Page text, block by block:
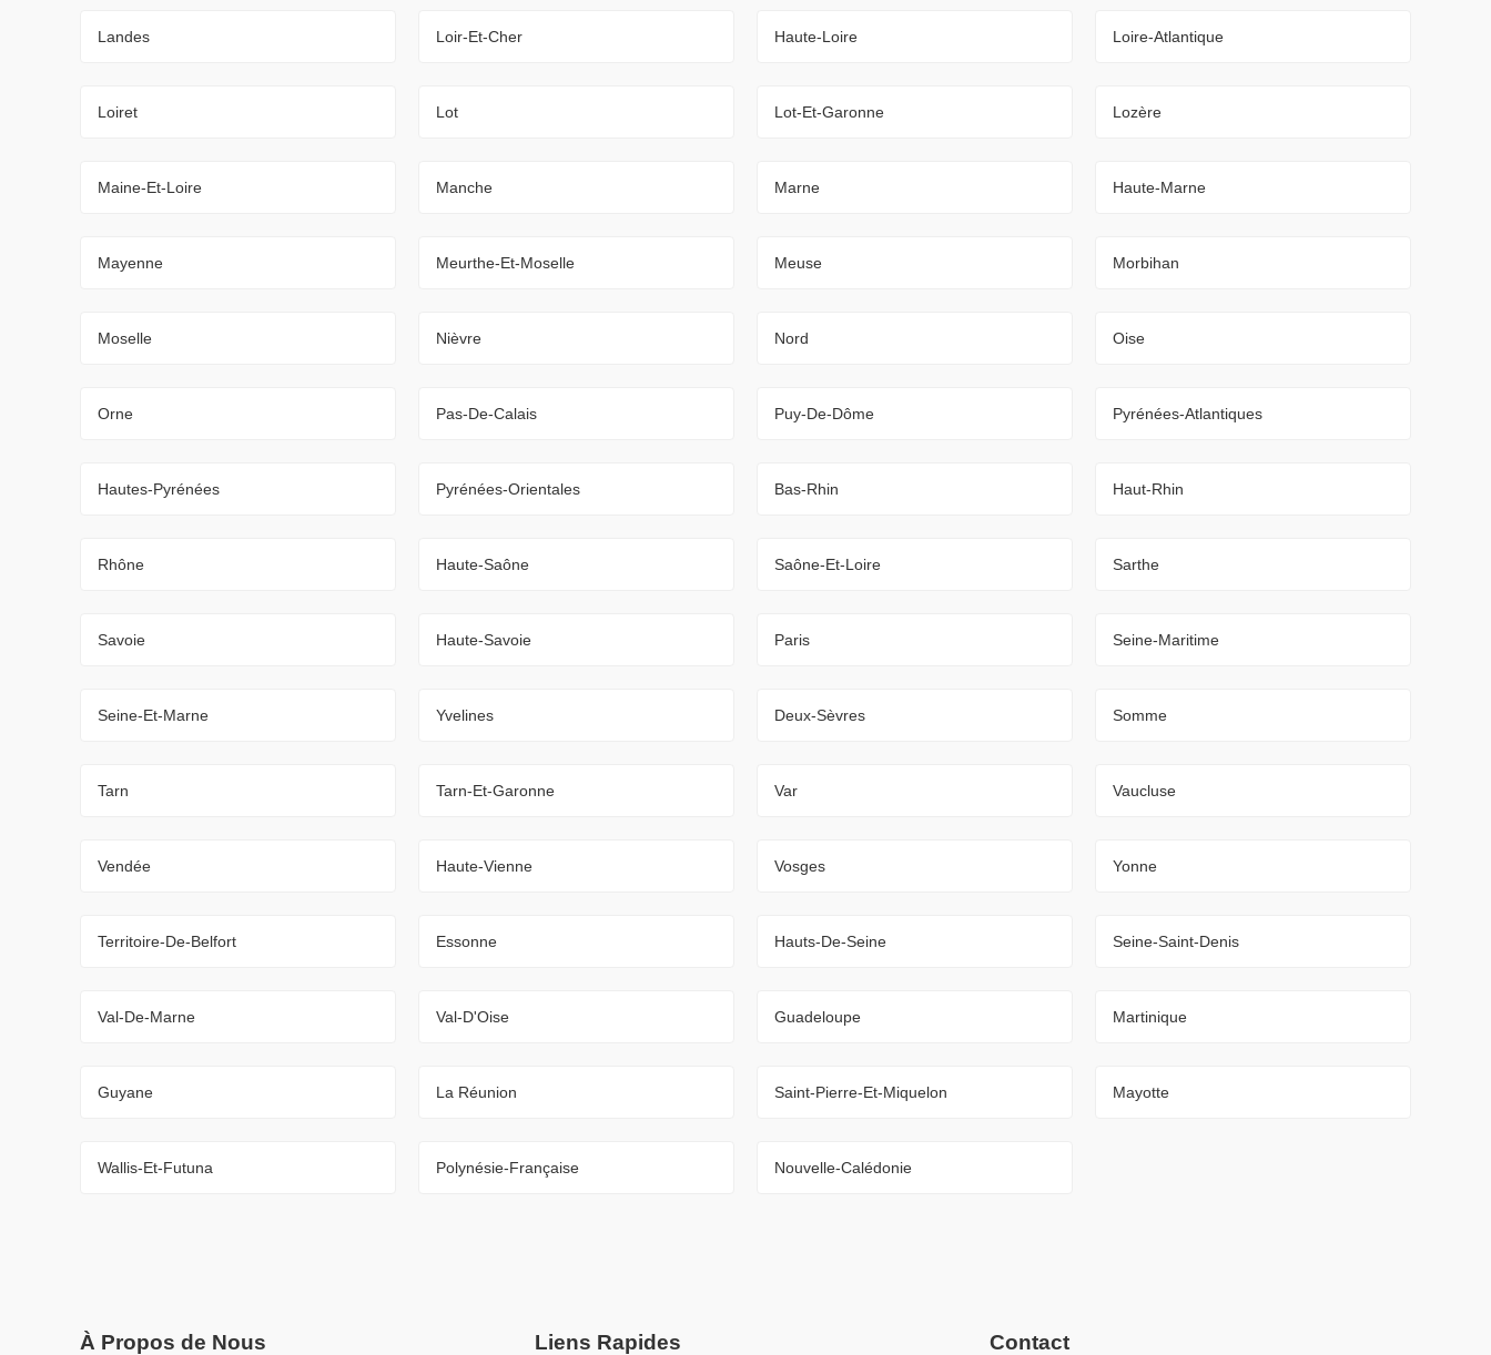
Landes Loir-Et-Cher Haute-Loire Loire-Atlantique
Loiret Lot Lot-Et-Garonne Lozère
Maine-Et-Loire Manche Marne Haute-Marne
Mayenne Meurthe-Et-Moselle Meuse Morbihan
Moselle Nièvre Nord Oise
Orne Pas-De-Calais Puy-De-Dôme Pyrénées-Atlantiques
Hautes-Pyrénées Pyrénées-Orientales Bas-Rhin Haut-Rhin
Rhône Haute-Saône Saône-Et-Loire Sarthe
Savoie Haute-Savoie Paris Seine-Maritime
Seine-Et-Marne Yvelines Deux-Sèvres Somme
Tarn Tarn-Et-Garonne Var Vaucluse
Vendée Haute-Vienne Vosges Yonne
Territoire-De-Belfort Essonne Hauts-De-Seine Seine-Saint-Denis
Val-De-Marne Val-D'Oise Guadeloupe Martinique
Guyane La Réunion Saint-Pierre-Et-Miquelon Mayotte
Wallis-Et-Futuna Polynésie-Française Nouvelle-Calédonie
À Propos de Nous Liens Rapides Contact